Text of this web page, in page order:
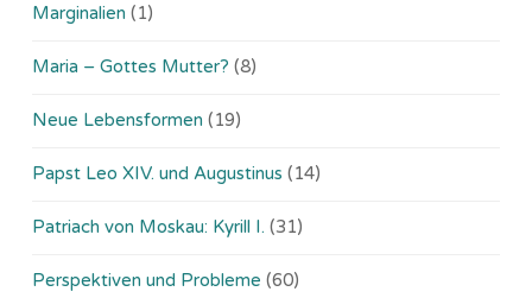
Marginalien (1)
Maria – Gottes Mutter? (8)
Neue Lebensformen (19)
Papst Leo XIV. und Augustinus (14)
Patriach von Moskau: Kyrill I. (31)
Perspektiven und Probleme (60)